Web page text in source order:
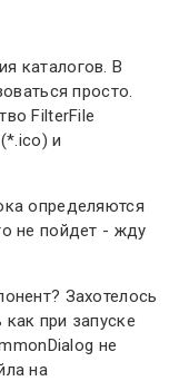
каталогов. В
просто.
FilterFile
и
определяются
не пойдет - жду
Захотелось
при запуске
не
на